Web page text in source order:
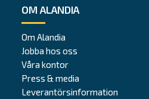
OM ALANDIA
Om Alandia
Jobba hos oss
Våra kontor
Press & media
Leverantörsinformation